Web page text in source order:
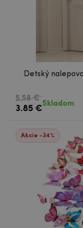
Detský
5.58 €
3.85 €
Skladom
Akcie -34%